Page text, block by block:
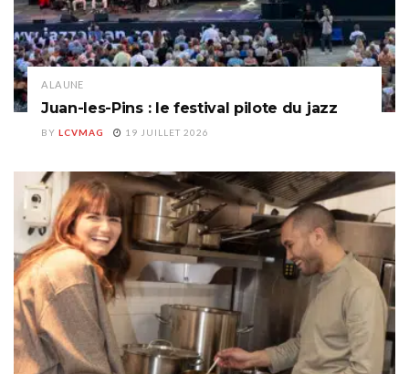
A LA UNE
Juan-les-Pins : le festival pilote du jazz
BY LCVMAG 19 JUILLET 2026